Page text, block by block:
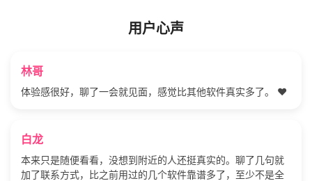
用户心声
林哥
体验感很好，聊了一会就见面，感觉比其他软件真实多了。 ❤️
白龙
本来只是随便看看，没想到附近的人还挺真实的。聊了几句就
加了联系方式，比之前用过的几个软件靠谱多了，至少不是全